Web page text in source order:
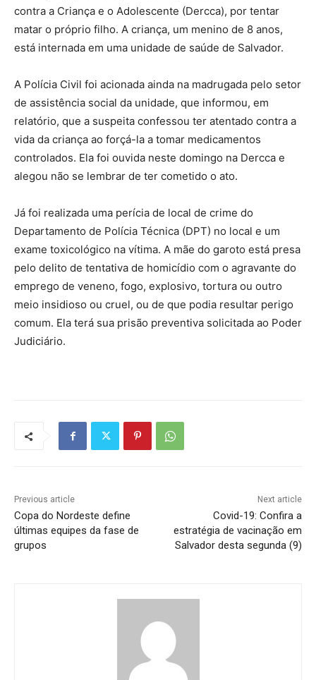
contra a Criança e o Adolescente (Dercca), por tentar
matar o próprio filho. A criança, um menino de 8 anos,
está internada em uma unidade de saúde de Salvador.
A Polícia Civil foi acionada ainda na madrugada pelo setor
de assistência social da unidade, que informou, em
relatório, que a suspeita confessou ter atentado contra a
vida da criança ao forçá-la a tomar medicamentos
controlados. Ela foi ouvida neste domingo na Dercca e
alegou não se lembrar de ter cometido o ato.
Já foi realizada uma perícia de local de crime do
Departamento de Polícia Técnica (DPT) no local e um
exame toxicológico na vítima. A mãe do garoto está presa
pelo delito de tentativa de homicídio com o agravante do
emprego de veneno, fogo, explosivo, tortura ou outro
meio insidioso ou cruel, ou de que podia resultar perigo
comum. Ela terá sua prisão preventiva solicitada ao Poder
Judiciário.
Previous article
Copa do Nordeste define
últimas equipes da fase de
grupos
Next article
Covid-19: Confira a
estratégia de vacinação em
Salvador desta segunda (9)